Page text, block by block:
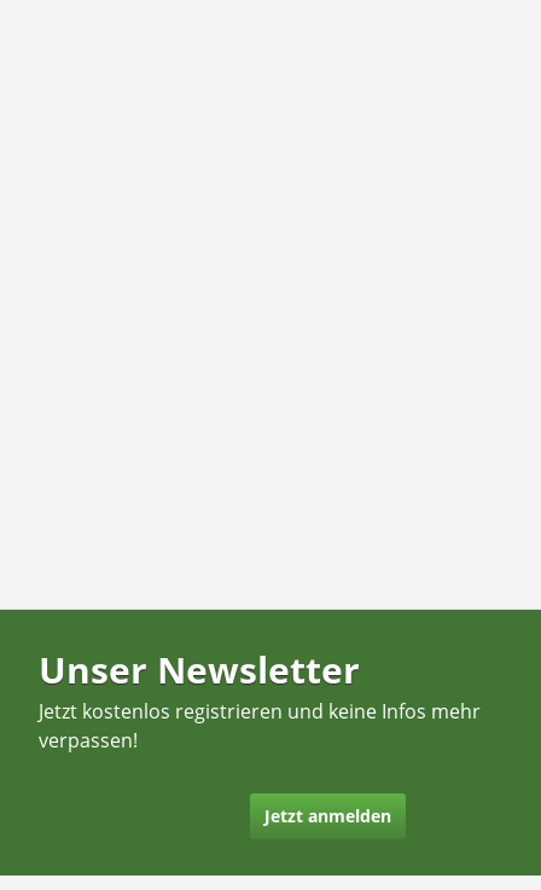
Unser Newsletter
Jetzt kostenlos registrieren und keine Infos mehr
verpassen!
Jetzt anmelden